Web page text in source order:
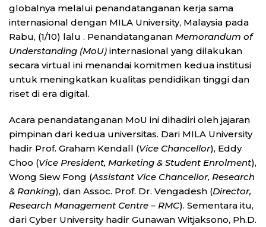
globalnya melalui penandatanganan kerja sama
internasional dengan MILA University, Malaysia pada
Rabu, (1/10) lalu . Penandatanganan Memorandum of
Understanding (MoU) internasional yang dilakukan
secara virtual ini menandai komitmen kedua institusi
untuk meningkatkan kualitas pendidikan tinggi dan
riset di era digital.
Acara penandatanganan MoU ini dihadiri oleh jajaran
pimpinan dari kedua universitas. Dari MILA University
hadir Prof. Graham Kendall (Vice Chancellor), Eddy
Choo (Vice President, Marketing & Student Enrolment),
Wong Siew Fong (Assistant Vice Chancellor, Research
& Ranking), dan Assoc. Prof. Dr. Vengadesh (Director,
Research Management Centre – RMC). Sementara itu,
dari Cyber University hadir Gunawan Witjaksono, Ph.D.